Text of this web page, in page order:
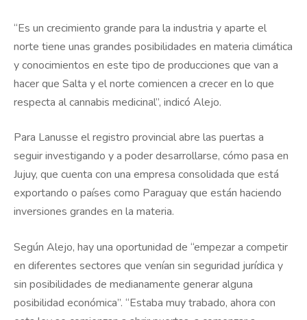
“Es un crecimiento grande para la industria y aparte el
norte tiene unas grandes posibilidades en materia climática
y conocimientos en este tipo de producciones que van a
hacer que Salta y el norte comiencen a crecer en lo que
respecta al cannabis medicinal”, indicó Alejo.
Para Lanusse el registro provincial abre las puertas a
seguir investigando y a poder desarrollarse, cómo pasa en
Jujuy, que cuenta con una empresa consolidada que está
exportando o países como Paraguay que están haciendo
inversiones grandes en la materia.
Según Alejo, hay una oportunidad de “empezar a competir
en diferentes sectores que venían sin seguridad jurídica y
sin posibilidades de medianamente generar alguna
posibilidad económica”. “Estaba muy trabado, ahora con